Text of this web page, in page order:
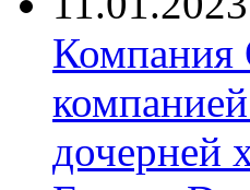
Компания
дочерней